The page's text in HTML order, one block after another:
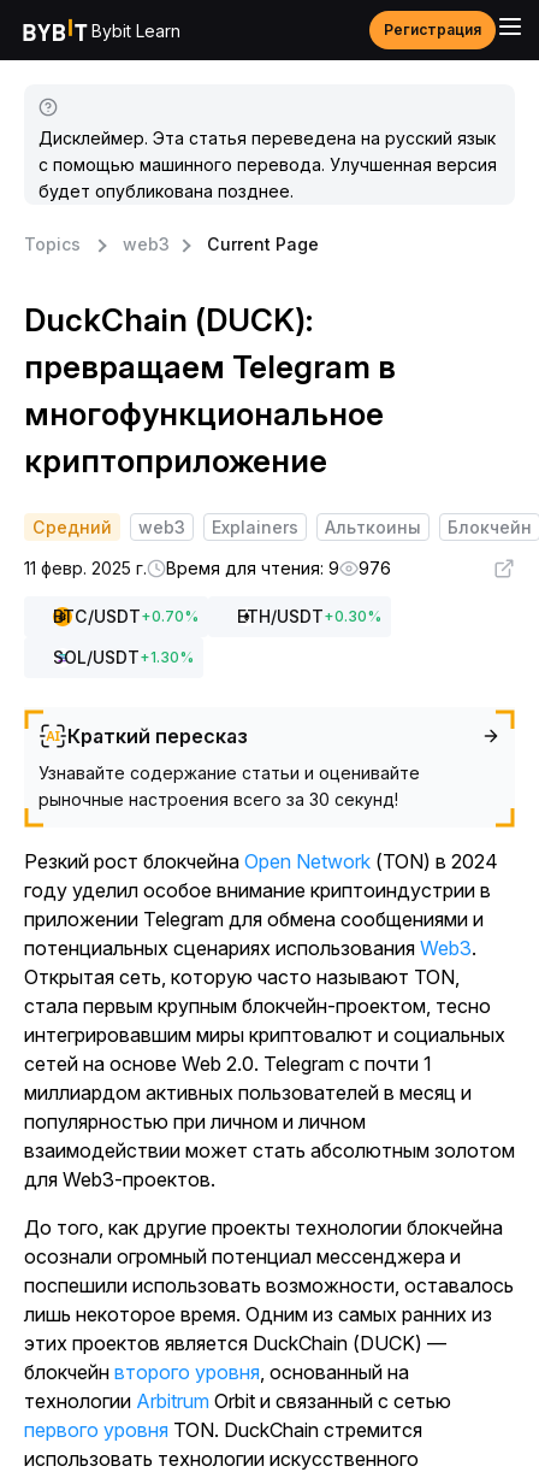
Bybit Learn Регистрация
Дисклеймер. Эта статья переведена на русский язык
с помощью машинного перевода. Улучшенная версия
будет опубликована позднее.
Topics web3 Current Page
DuckChain (DUCK):
превращаем Telegram в
многофункциональное
криптоприложение
Средний web3 Explainers Альткоины
Блокчейн
11 февр. 2025 г.
Время для чтения: 9 976
BTC/USDT+0.70% ETH/USDT+0.30%
SOL/USDT+1.30%
Краткий пересказ
Узнавайте содержание статьи и оценивайте
рыночные настроения всего за 30 секунд!
Резкий рост блокчейна Open Network (TON) в 2024
году уделил особое внимание криптоиндустрии в
приложении Telegram для обмена сообщениями и
потенциальных сценариях использования Web3.
Открытая сеть, которую часто называют TON,
стала первым крупным блокчейн-проектом, тесно
интегрировавшим миры криптовалют и социальных
сетей на основе Web 2.0. Telegram с почти 1
миллиардом активных пользователей в месяц и
популярностью при личном и личном
взаимодействии может стать абсолютным золотом
для Web3-проектов.
До того, как другие проекты технологии блокчейна
осознали огромный потенциал мессенджера и
поспешили использовать возможности, оставалось
лишь некоторое время. Одним из самых ранних из
этих проектов является DuckChain (DUCK) —
блокчейн второго уровня, основанный на
технологии Arbitrum Orbit и связанный с сетью
первого уровня TON. DuckChain стремится
использовать технологии искусственного